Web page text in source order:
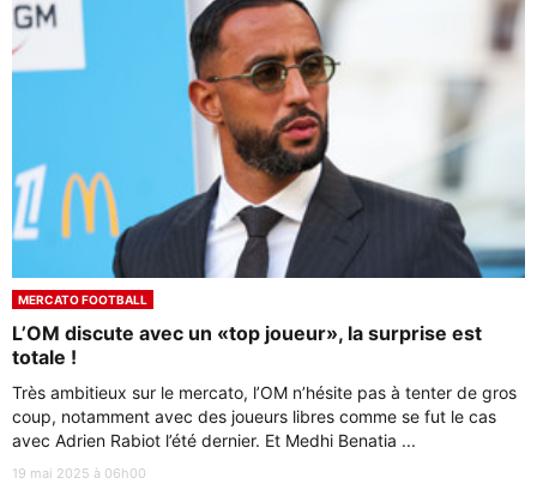
MERCATO FOOTBALL
L’OM discute avec un «top joueur», la surprise est
totale !
Très ambitieux sur le mercato, l’OM n’hésite pas à tenter de gros
coup, notamment avec des joueurs libres comme se fut le cas
avec Adrien Rabiot l’été dernier. Et Medhi Benatia ...
19 mai 2025 à 06h00